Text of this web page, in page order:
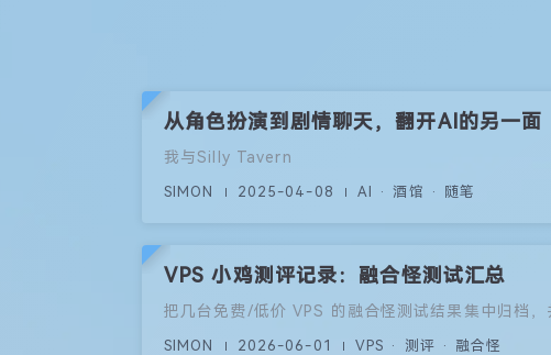
从角色扮演到剧情聊天，翻开AI的另一面
我与Silly Tavern
SIMON 2025-04-08 AI · 酒馆 · 随笔
VPS 小鸡测评记录：融合怪测试汇总
把几台免费/低价 VPS 的融合怪测试结果集中归档
SIMON 2026-06-01 VPS · 测评 · 融合怪